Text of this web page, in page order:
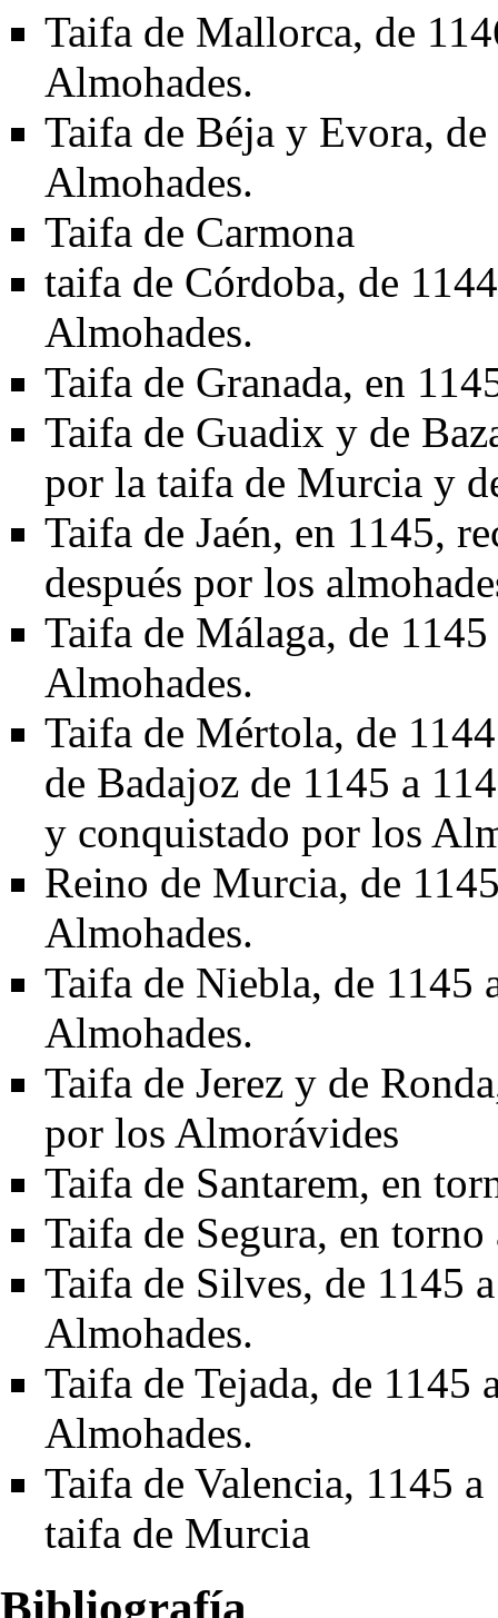
Taifa de Mallorca, de
Almohades.
Taifa de Béja y Evora, de
Almohades.
Taifa de Carmona
taifa de Córdoba, de 1144
Almohades.
Taifa de Granada, en
Taifa de Guadix y de
por la taifa de Murcia y
Taifa de Jaén, en 1145,
después por los
Taifa de Málaga, de 1145
Almohades.
Taifa de Mértola, de 1144
de Badajoz de 1145 a
y conquistado por los
Reino de Murcia, de
Almohades.
Taifa de Niebla, de 1145
Almohades.
Taifa de Jerez y de
por los Almorávides
Taifa de Santarem, en
Taifa de Segura, en
Taifa de Silves, de 1145
Almohades.
Taifa de Tejada, de 1145
Almohades.
Taifa de Valencia, 1145 a
taifa de Murcia
Bibliografía